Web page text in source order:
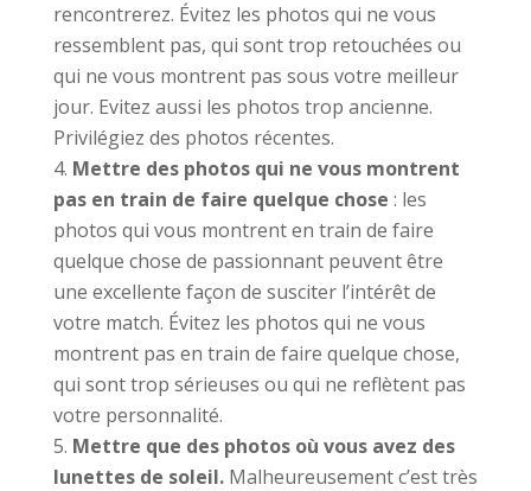
rencontrerez. Évitez les photos qui ne vous
ressemblent pas, qui sont trop retouchées ou
qui ne vous montrent pas sous votre meilleur
jour. Evitez aussi les photos trop ancienne.
Privilégiez des photos récentes.
Mettre des photos qui ne vous montrent
pas en train de faire quelque chose : les
photos qui vous montrent en train de faire
quelque chose de passionnant peuvent être
une excellente façon de susciter l’intérêt de
votre match. Évitez les photos qui ne vous
montrent pas en train de faire quelque chose,
qui sont trop sérieuses ou qui ne reflètent pas
votre personnalité.
Mettre que des photos où vous avez des
lunettes de soleil.Malheureusement c’est très